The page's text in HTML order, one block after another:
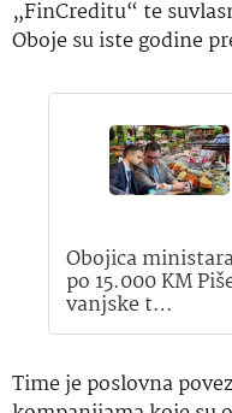
„FinCreditu“ te
Oboje su iste godine
Obojica
po 15.000 KM
vanjske t…
Time je poslovna